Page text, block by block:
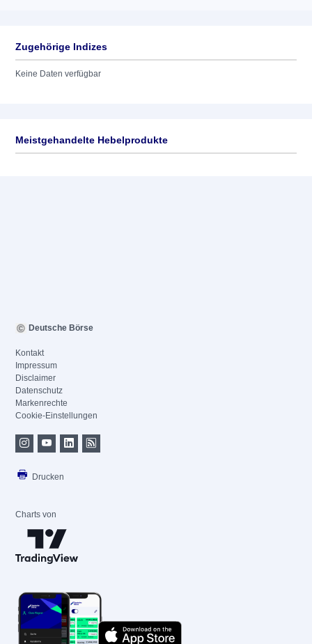
Zugehörige Indizes
Keine Daten verfügbar
Meistgehandelte Hebelprodukte
Deutsche Börse
Kontakt
Impressum
Disclaimer
Datenschutz
Markenrechte
Cookie-Einstellungen
Drucken
Charts von